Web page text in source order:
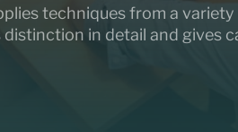
techniques from a
distinction in detail and gives